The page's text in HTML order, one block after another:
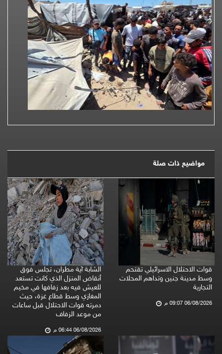
مواضيع ذات صلة
قوات الاحتلال الاسرائيلي تقتحم
وسط مدينة جنين وتداهم المحلات
التجارية
06/08/2026 09:07 م
الشابة آية مطران، تجلس فوق
أنقاض المنزل الذي كانت تستعد
للعيش فيه بعد زفافها في مخيم
المغازي وسط قطاع غزة، حيث
دمرته قوات الاحتلال قبل ساعات
من موعد الزفاف
06/08/2026 06:44 م